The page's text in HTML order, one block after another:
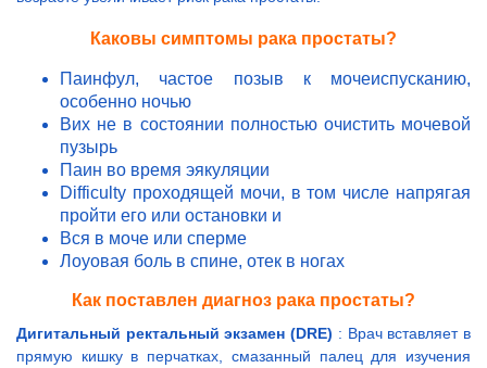
Каковы симптомы рака простаты?
Паинфул, частое позыв к мочеиспусканию,
особенно ночью
Вих не в состоянии полностью очистить мочевой
пузырь
Паин во время эякуляции
Difficulty проходящей мочи, в том числе напрягая
пройти его или остановки и
Вся в моче или сперме
Лоуовая боль в спине, отек в ногах
Как поставлен диагноз рака простаты?
Дигитальный ректальный экзамен (DRE) : Врач вставляет в
прямую кишку в перчатках, смазанный палец для изучения